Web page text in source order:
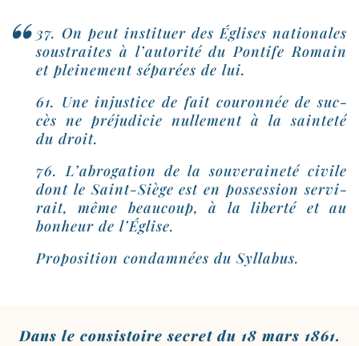
37. On peut ins­ti­tuer des Églises natio­nales
sous­traites à l’autorité du Pontife Romain
et plei­ne­ment sépa­rées de lui.
61. Une injus­tice de fait cou­ron­née de suc­
cès ne pré­ju­di­cie nul­le­ment à la sain­te­té
du droit.
76. L’abrogation de la sou­ve­rai­ne­té civile
dont le Saint-​Siège est en pos­ses­sion ser­vi­
rait, même beau­coup, à la liber­té et au
bon­heur de l’Église.
Proposition condam­nées du Syllabus.
Dans le consis­toire secret du 18 mars 1861.